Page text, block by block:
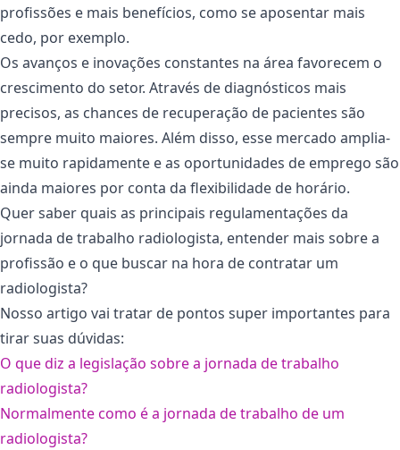
profissões e mais benefícios, como se aposentar mais
cedo, por exemplo.
Os avanços e inovações constantes na área favorecem o
crescimento do setor. Através de diagnósticos mais
precisos, as chances de recuperação de pacientes são
sempre muito maiores. Além disso, esse mercado amplia-
se muito rapidamente e as oportunidades de emprego são
ainda maiores por conta da flexibilidade de horário.
Quer saber quais as principais regulamentações da
jornada de trabalho radiologista, entender mais sobre a
profissão e o que buscar na hora de contratar um
radiologista?
Nosso artigo vai tratar de pontos super importantes para
tirar suas dúvidas:
O que diz a legislação sobre a jornada de trabalho
radiologista?
Normalmente como é a jornada de trabalho de um
radiologista?